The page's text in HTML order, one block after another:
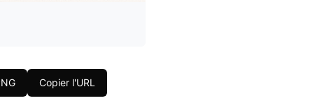
Copier l'URL